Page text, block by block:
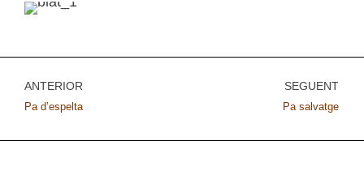
ANTERIOR
Pa d’espelta
SEGÜENT
Pa salvatge